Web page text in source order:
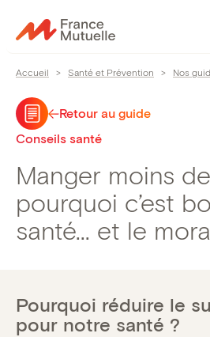
au
Accueil > Santé et Prévention > Nos
Retour au guide
Conseils santé
Manger moins
pourquoi c’est
santé… et le
Pourquoi réduire le
pour notre santé ?